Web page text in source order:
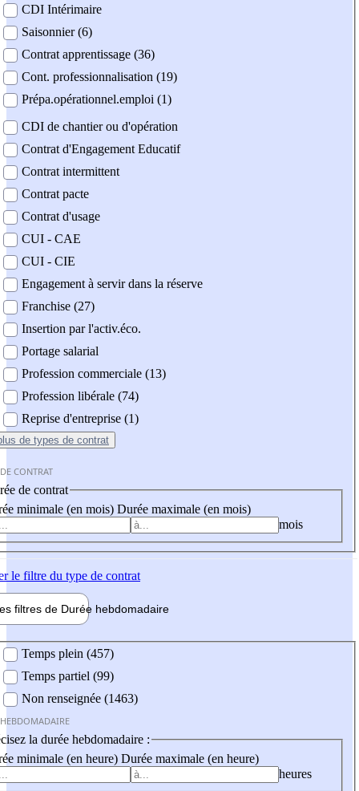
CDI Intérimaire
Saisonnier (6)
Contrat apprentissage (36)
Cont. professionnalisation (19)
Prépa.opérationnel.emploi (1)
CDI de chantier ou d'opération
Contrat d'Engagement Educatif
Contrat intermittent
Contrat pacte
Contrat d'usage
CUI - CAE
CUI - CIE
Engagement à servir dans la réserve
Franchise (27)
Insertion par l'activ.éco.
Portage salarial
Profession commerciale (13)
Profession libérale (74)
Reprise d'entreprise (1)
de types de contrat
CONTRAT
de contrat
minimale (en mois) Durée maximale (en mois)
mois
le filtre du type de contrat
filtres de Durée hebdomadaire
Temps plein (457)
Temps partiel (99)
Non renseignée (1463)
la durée hebdomadaire :
minimale (en heure) Durée maximale (en heure)
heures